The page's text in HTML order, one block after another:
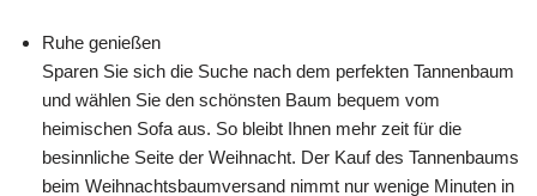
Ruhe genießen
Sparen Sie sich die Suche nach dem perfekten Tannenbaum
und wählen Sie den schönsten Baum bequem vom
heimischen Sofa aus. So bleibt Ihnen mehr zeit für die
besinnliche Seite der Weihnacht. Der Kauf des Tannenbaums
beim Weihnachtsbaumversand nimmt nur wenige Minuten in